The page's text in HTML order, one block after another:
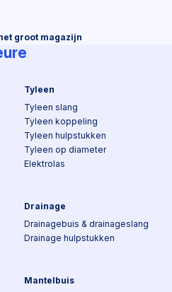
groot magazijn
Tyleen
Tyleen slang
Tyleen koppeling
Tyleen hulpstukken
Tyleen op diameter
Elektrolas
Drainage
Drainagebuis & drainageslang
Drainage hulpstukken
Mantelbuis